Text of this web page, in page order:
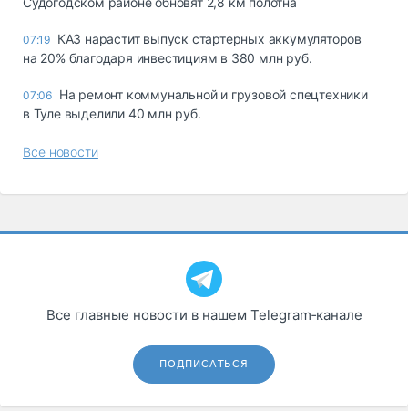
07:19 КАЗ нарастит выпуск стартерных аккумуляторов
на 20% благодаря инвестициям в 380 млн руб.
07:06 На ремонт коммунальной и грузовой спецтехники
в Туле выделили 40 млн руб.
Все новости
Все главные новости в нашем Telegram‑канале
ПОДПИСАТЬСЯ